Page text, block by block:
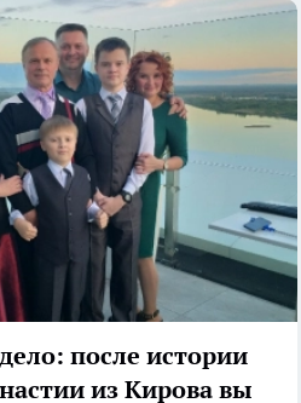
после истории
из Кирова вы